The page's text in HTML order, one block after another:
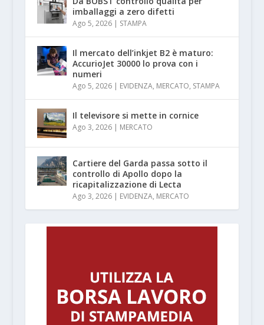
imballaggi a zero difetti
Ago 5, 2026| STAMPA
Il mercato dell’inkjet B2 è maturo:
AccurioJet 30000 lo prova con i
numeri
Ago 5, 2026| EVIDENZA, MERCATO, STAMPA
Il televisore si mette in cornice
Ago 3, 2026| MERCATO
Cartiere del Garda passa sotto il
controllo di Apollo dopo la
ricapitalizzazione di Lecta
Ago 3, 2026| EVIDENZA, MERCATO